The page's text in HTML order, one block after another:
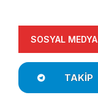
SOSYAL MEDYA
TAKIP